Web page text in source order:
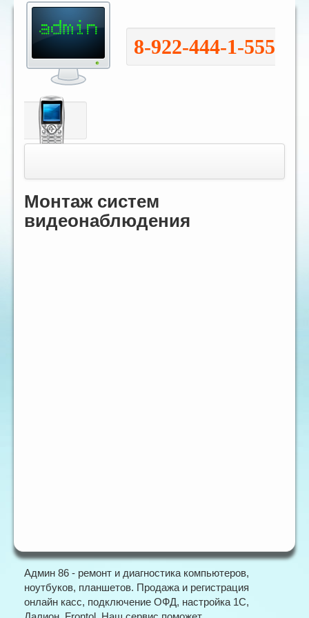
8-922-444-1-555
Монтаж систем
видеонаблюдения
Админ 86 - ремонт и диагностика компьютеров,
ноутбуков, планшетов. Продажа и регистрация
онлайн касс, подключение ОФД, настройка 1С,